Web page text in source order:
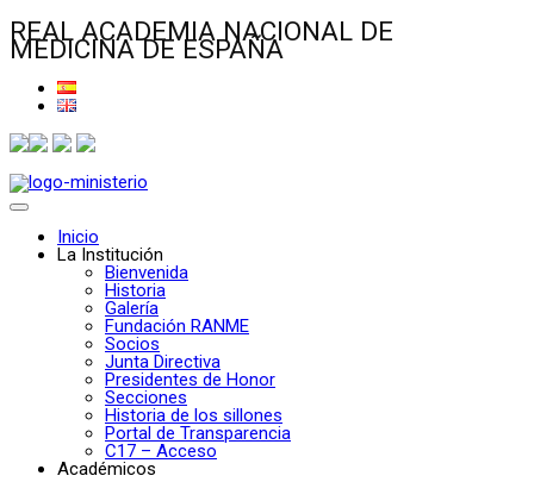
REAL ACADEMIA NACIONAL DE
MEDICINA DE ESPAÑA
Inicio
La Institución
Bienvenida
Historia
Galería
Fundación RANME
Socios
Junta Directiva
Presidentes de Honor
Secciones
Historia de los sillones
Portal de Transparencia
C17 – Acceso
Académicos